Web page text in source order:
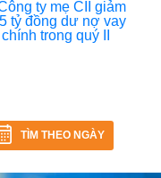
TÌM THEO NGÀY